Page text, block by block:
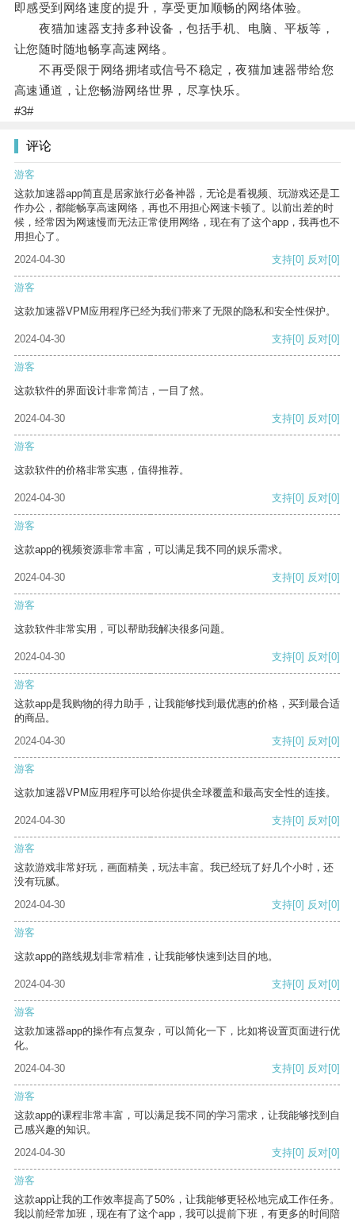
即感受到网络速度的提升，享受更加顺畅的网络体验。
夜猫加速器支持多种设备，包括手机、电脑、平板等，
让您随时随地畅享高速网络。
不再受限于网络拥堵或信号不稳定，夜猫加速器带给您
高速通道，让您畅游网络世界，尽享快乐。
#3#
评论
游客
这款加速器app简直是居家旅行必备神器，无论是看视频、玩游戏还是工
作办公，都能畅享高速网络，再也不用担心网速卡顿了。以前出差的时
候，经常因为网速慢而无法正常使用网络，现在有了这个app，我再也不
用担心了。
2024-04-30
支持[0] 反对[0]
游客
这款加速器VPM应用程序已经为我们带来了无限的隐私和安全性保护。
2024-04-30 支持[0] 反对[0]
游客
这款软件的界面设计非常简洁，一目了然。
2024-04-30 支持[0] 反对[0]
游客
这款软件的价格非常实惠，值得推荐。
2024-04-30 支持[0] 反对[0]
游客
这款app的视频资源非常丰富，可以满足我不同的娱乐需求。
2024-04-30 支持[0] 反对[0]
游客
这款软件非常实用，可以帮助我解决很多问题。
2024-04-30 支持[0] 反对[0]
游客
这款app是我购物的得力助手，让我能够找到最优惠的价格，买到最合适
的商品。
2024-04-30
支持[0] 反对[0]
游客
这款加速器VPM应用程序可以给你提供全球覆盖和最高安全性的连接。
2024-04-30 支持[0] 反对[0]
游客
这款游戏非常好玩，画面精美，玩法丰富。我已经玩了好几个小时，还
没有玩腻。
2024-04-30
支持[0] 反对[0]
游客
这款app的路线规划非常精准，让我能够快速到达目的地。
2024-04-30 支持[0] 反对[0]
游客
这款加速器app的操作有点复杂，可以简化一下，比如将设置页面进行优
化。
2024-04-30
支持[0] 反对[0]
游客
这款app的课程非常丰富，可以满足我不同的学习需求，让我能够找到自
己感兴趣的知识。
2024-04-30
支持[0] 反对[0]
游客
这款app让我的工作效率提高了50%，让我能够更轻松地完成工作任务。
我以前经常加班，现在有了这个app，我可以提前下班，有更多的时间陪